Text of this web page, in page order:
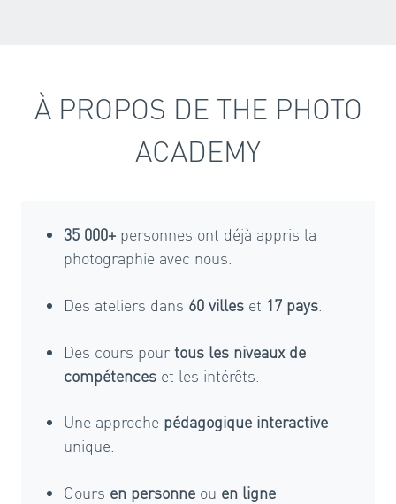
À PROPOS DE THE PHOTO
ACADEMY
35 000+ personnes ont déjà appris la
photographie avec nous.
Des ateliers dans 60 villes et 17 pays
Des cours pour tous les niveaux de
compétences et les intérêts.
Une approche pédagogique interactive
unique.
Cours en personne ou en ligne